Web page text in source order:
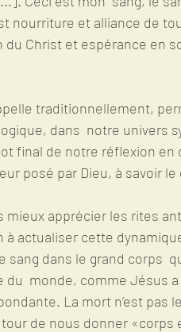
nourriture et alliance de
Christ et espérance en
dans  notre univers
final de notre réflexion
posé par Dieu, à savoir
mieux apprécier les rites
à actualiser cette
dans le grand corps
monde, comme Jésus
La mort n’est pas
de nous donner «corps